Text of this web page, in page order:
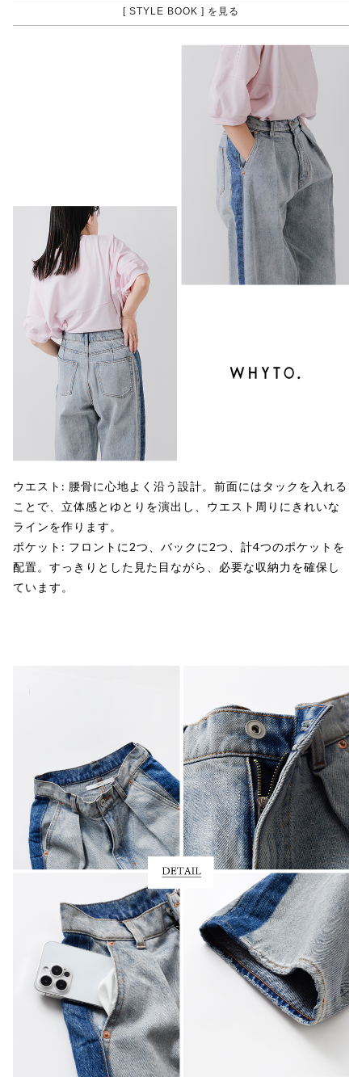
[ STYLE BOOK ] を見る
ウエスト: 腰骨に心地よく沿う設計。前面にはタックを入れる
ことで、立体感とゆとりを演出し、ウエスト周りにきれいな
ラインを作ります。
ポケット: フロントに2つ、バックに2つ、計4つのポケットを
配置。すっきりとした見た目ながら、必要な収納力を確保し
ています。